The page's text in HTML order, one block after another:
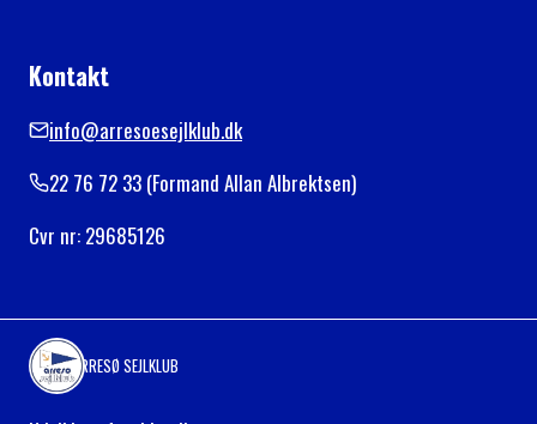
Kontakt
info@arresoesejlklub.dk
22 76 72 33 (Formand Allan Albrektsen)
Cvr nr: 29685126
ARRESØ SEJLKLUB